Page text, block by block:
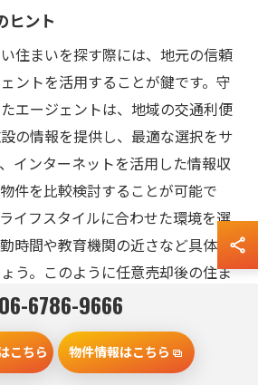
ヒント
住まいを探す際には、地元の信頼
ントを活用することが鍵です。守
エージェントは、地域の交通利便
の情報を提供し、最適な選択をサ
インターネットを活用した情報収
件を比較検討することが可能で
イフスタイルに合わせた環境を選
時間や教育機関の近さなど具体的
う。このように任意売却後の住ま
のスタートに向けた重要なステッ
06-6786-9666
こちら 物件情報はこちら